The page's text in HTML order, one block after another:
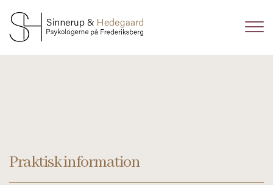
hovedindhold
Praktisk information